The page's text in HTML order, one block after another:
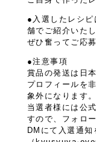
●入選したレシ
舗でご紹介いた
ぜひ奮ってご応
●注意事項
賞品の発送は日
プロフィールを
象外になります。
当選者様には公
すので、フォロ
DMにて入選通